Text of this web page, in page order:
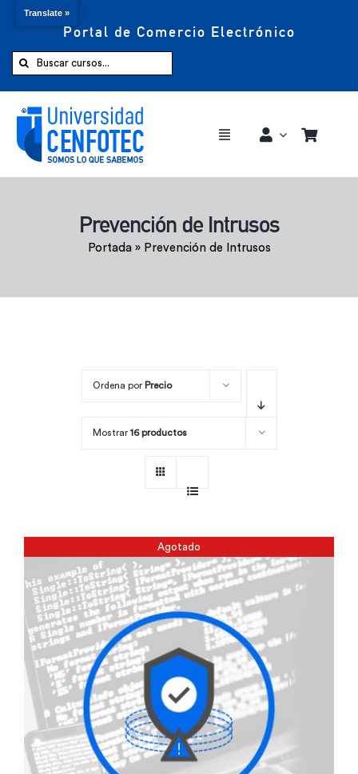
Portal de Comercio Electrónico
Buscar:
Toggle
Comprar ahora
Prevención de Intrusos
Portada» Prevención de Intrusos
Ordena por Precio
Mostrar 16 productos
Agotado
Translate »